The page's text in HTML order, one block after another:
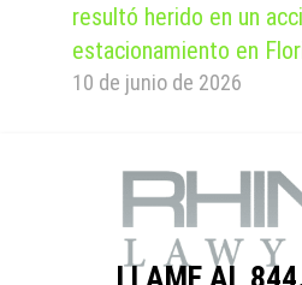
resultó herido en un
estacionamiento en
10 de junio de 2026
LLAME AL